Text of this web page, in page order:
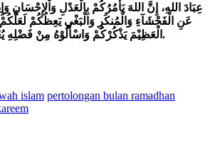
عِبَادَ اللهِ، إِنَّ اللهَ يَأْمُرُكُمْ بِالْعَدْلِ وَاْلإِحْسَانِ
عَنِ الْفَحْشَآءِ وَالْمُنكَرِ وَالْبَغْيِ يَعِظُكُمْ لَعَلَّكُمْ
الْعَظِيْمَ يَذْكُرْكُمْ وَاسْأَلُوْهُ مِنْ فَضْلِهِ يُعْطِكُمْ وَلَذِكْرُ اللهِ أَكْبَرُ.
islam pertolongan bulan ramadhan